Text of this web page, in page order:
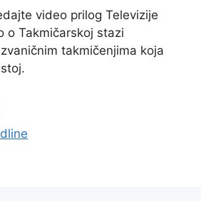
video prilog Televizije
o Takmičarskoj stazi
takmičenjima koja